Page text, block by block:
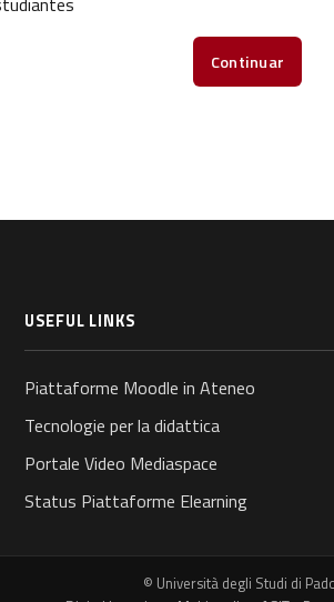
Continuar
USEFUL LINKS
Piattaforme Moodle in Ateneo
Tecnologie per la didattica
Portale Video Mediaspace
Status Piattaforme Elearning
© Università degli Studi di